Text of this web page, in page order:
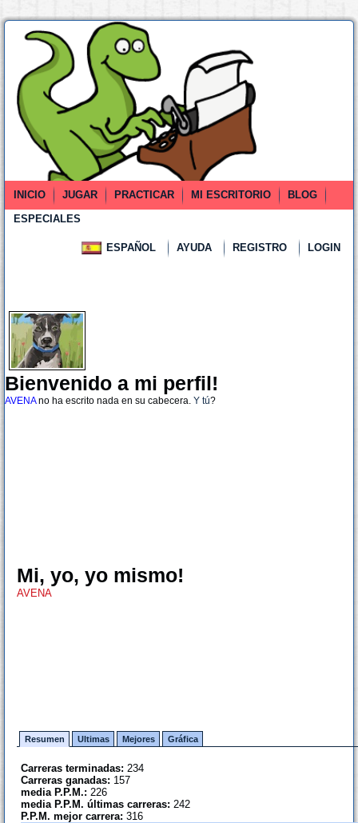
INICIO JUGAR PRACTICAR MI ESCRITORIO
BLOG
ESPECIALES
ESPAÑOL AYUDA REGISTRO LOGIN
Bienvenido a mi perfil!
AVENAno ha escrito nada en su cabecera. Y tú?
Mi, yo, yo mismo!
AVENA
Resumen Ultimas Mejores Gráfica
Carreras terminadas: 234
Carreras ganadas: 157
media P.P.M.: 226
media P.P.M. últimas carreras: 242
P.P.M. mejor carrera: 316